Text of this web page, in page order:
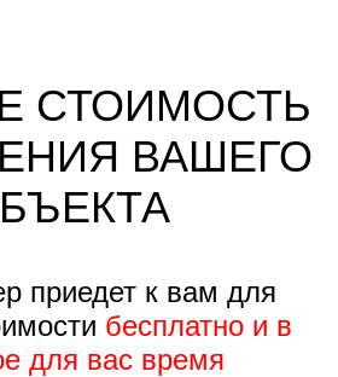
СТОИМОСТЬ
ВАШЕГО
приедет к вам для
бесплатно и в
для вас время